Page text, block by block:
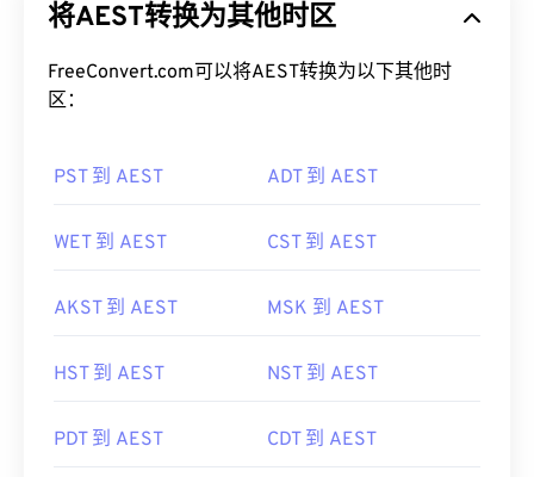
将AEST转换为其他时区
FreeConvert.com可以将AEST转换为以下其他时
区：
PST 到 AEST ADT 到 AEST
WET 到 AEST CST 到 AEST
AKST 到 AEST MSK 到 AEST
HST 到 AEST NST 到 AEST
PDT 到 AEST CDT 到 AEST